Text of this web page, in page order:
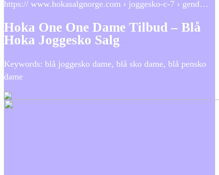
https:// www.hokasalgnorge.com › joggesko-c-7 › gend…
Hoka One One Dame Tilbud – Blå
Hoka Joggesko Salg
Keywords: blå joggesko dame, blå sko dame, blå pensko
dame